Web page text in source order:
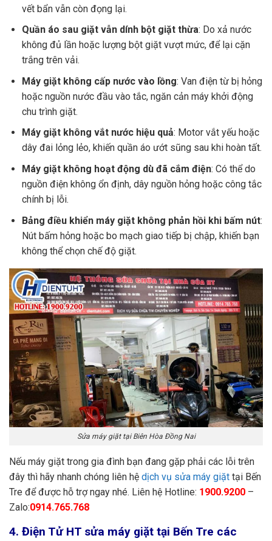
vết bẩn vẫn còn đọng lại.
Quần áo sau giặt vẫn dính bột giặt thừa: Do xả nước
không đủ lần hoặc lượng bột giặt vượt mức, để lại cặn
trắng trên vải.
Máy giặt không cấp nước vào lồng: Van điện từ bị hỏng
hoặc nguồn nước đầu vào tắc, ngăn cản máy khởi động
chu trình giặt.
Máy giặt không vắt nước hiệu quả: Motor vắt yếu hoặc
dây đai lỏng lẻo, khiến quần áo ướt sũng sau khi hoàn tất.
Máy giặt không hoạt động dù đã cắm điện: Có thể do
nguồn điện không ổn định, dây nguồn hỏng hoặc công tắc
chính bị lỗi.
Bảng điều khiển máy giặt không phản hồi khi bấm nút:
Nút bấm hỏng hoặc bo mạch giao tiếp bị chập, khiến bạn
không thể chọn chế độ giặt.
Sửa máy giặt tại Biên Hòa Đồng Nai
Nếu máy giặt trong gia đình bạn đang gặp phải các lỗi trên
đây thì hãy nhanh chóng liên hệ dịch vụ sửa máy giặt tại Bến
Tre để được hỗ trợ ngay nhé. Liên hệ Hotline: 1900.9200 –
Zalo:0914.765.768
4. Điện Tử HT sửa máy giặt tại Bến Tre các